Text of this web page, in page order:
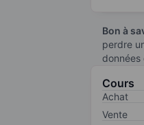
Bon à
perdre
données
Cours
Achat
Vente